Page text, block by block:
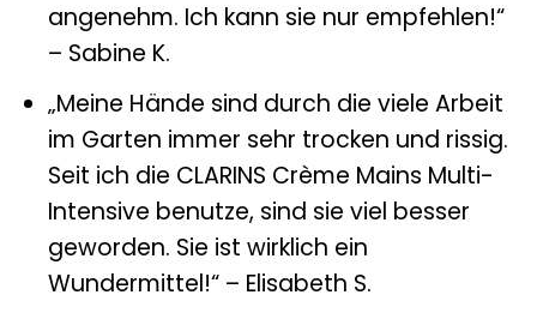
angenehm. Ich kann sie nur empfehlen!“
– Sabine K.
„Meine Hände sind durch die viele Arbeit
im Garten immer sehr trocken und rissig.
Seit ich die CLARINS Crème Mains Multi-
Intensive benutze, sind sie viel besser
geworden. Sie ist wirklich ein
Wundermittel!“ – Elisabeth S.